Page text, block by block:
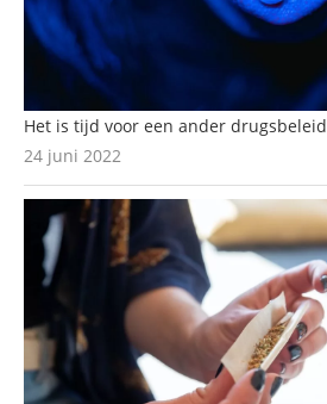
Het is tijd voor een ander drugsbeleid
24 juni 2022